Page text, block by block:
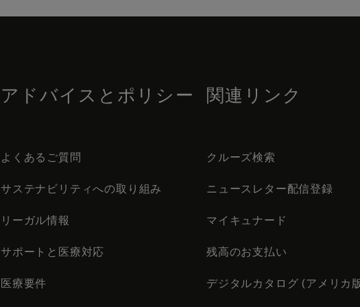
アドバイスとポリシー
よくあるご質問
サステナビリティへの取り組み
リーガル情報
サポートと医療対応
医療要件
関連リンク
クルーズ検索
ニュースレター配信登録
マイキュナード
残高のお支払い
デジタルカタログ (アメリカ